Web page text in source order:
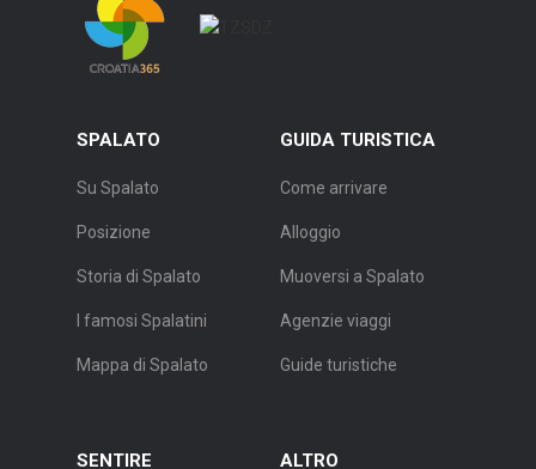
SPALATO
Su Spalato
Posizione
Storia di Spalato
I famosi Spalatini
Mappa di Spalato
GUIDA TURISTICA
Come arrivare
Alloggio
Muoversi a Spalato
Agenzie viaggi
Guide turistiche
SENTIRE ALTRO